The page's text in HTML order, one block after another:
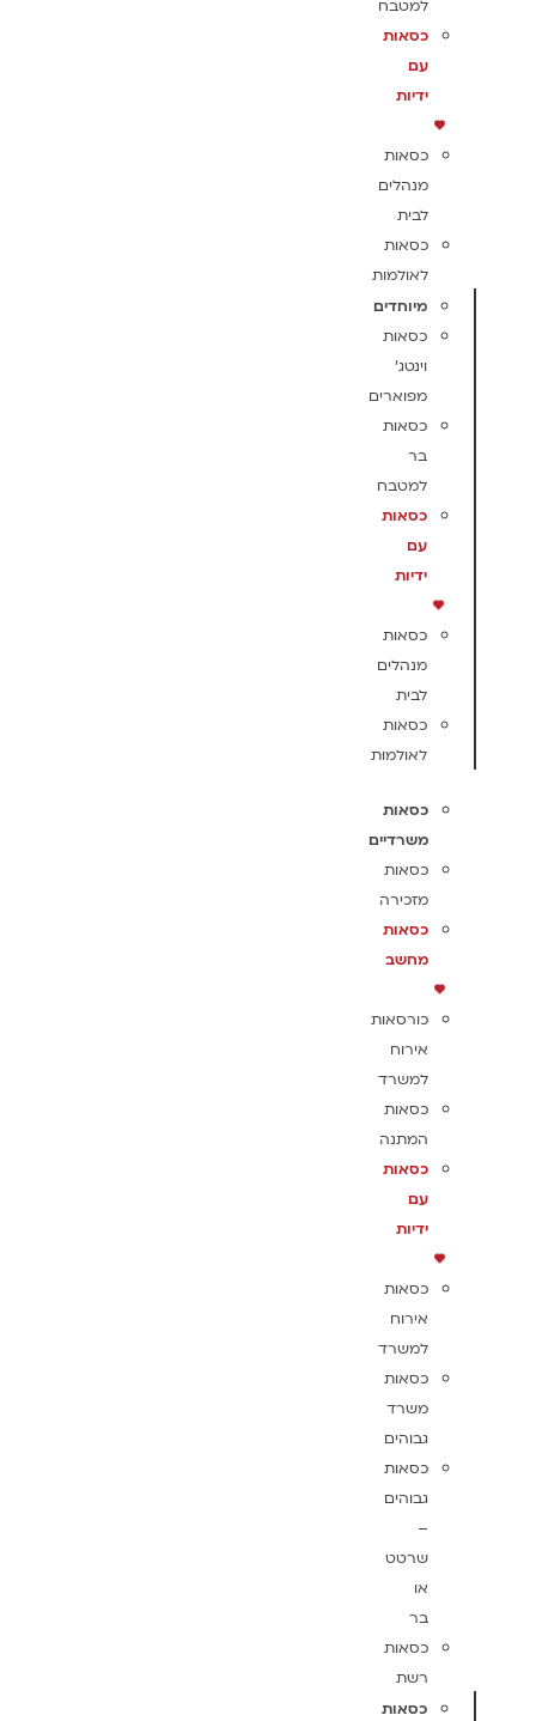
למטבח
כסאות
עם
ידיות
כסאות
מנהלים
לבית
כסאות
לאולמות
מיוחדים
כסאות
וינטג'
מפוארים
כסאות
בר
למטבח
כסאות
עם
ידיות
כסאות
מנהלים
לבית
כסאות
לאולמות
כסאות
משרדיים
כסאות
מזכירה
כסאות
מחשב
כורסאות
אירוח
למשרד
כסאות
המתנה
כסאות
עם
ידיות
כסאות
אירוח
למשרד
כסאות
משרד
גבוהים
כסאות
גבוהים
–
שרטט
או
בר
כסאות
רשת
כסאות